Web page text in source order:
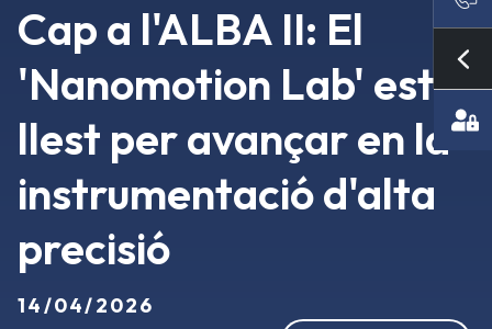
Cap a l'ALBA II: El
'Nanomotion Lab' està
llest per avançar en la
instrumentació d'alta
precisió
14/04/2026